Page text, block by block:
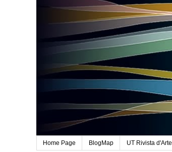
Home Page BlogMap UT Rivista d'Arte